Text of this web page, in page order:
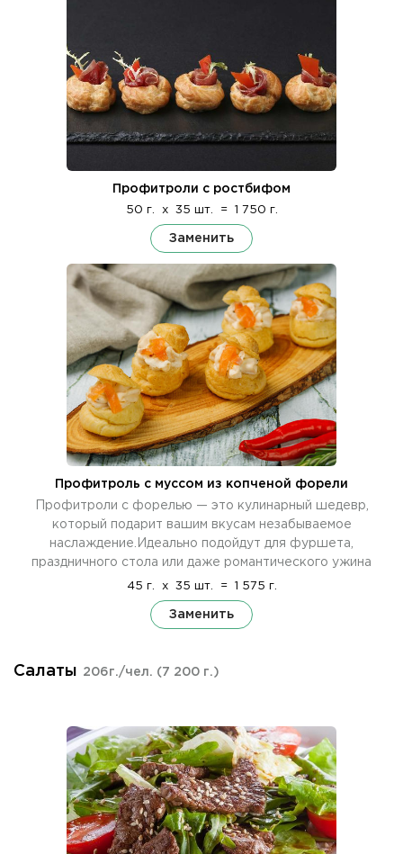
Профитроли с ростбифом
50 г. x 35 шт. = 1 750 г.
Заменить
Профитроль c муссом из копченой форели
Профитроли с форелью — это кулинарный шедевр,
который подарит вашим вкусам незабываемое
наслаждение.Идеально подойдут для фуршета,
праздничного стола или даже романтического ужина
45 г. x 35 шт. = 1 575 г.
Заменить
Салаты 206г./чел. (7 200 г.)